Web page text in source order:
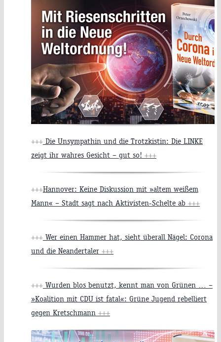
+++ Die Unsympathin und die Trotzkistin: Die LINKE
zeigt ihr wahres Gesicht – gut so! +++
+++Hannover: Keine Diskussion mit »altem weißem
Mann« – Stadt sagt nach Aktivisten-Schelte ab +++
+++ Wer einen Hammer hat, sieht überall Nägel: Corona
und die Neandertaler +++
+++ Wurden blos benutzt, kennt man von Grünen … –
»Koalition mit CDU ist fatal«: Grüne Jugend rebelliert
gegen Kretschmann +++